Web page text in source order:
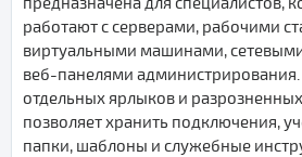
работают с серверами, рабочими
виртуальными машинами,
веб-панелями
отдельных ярлыков и
позволяет хранить подключения,
папки, шаблоны и служебные